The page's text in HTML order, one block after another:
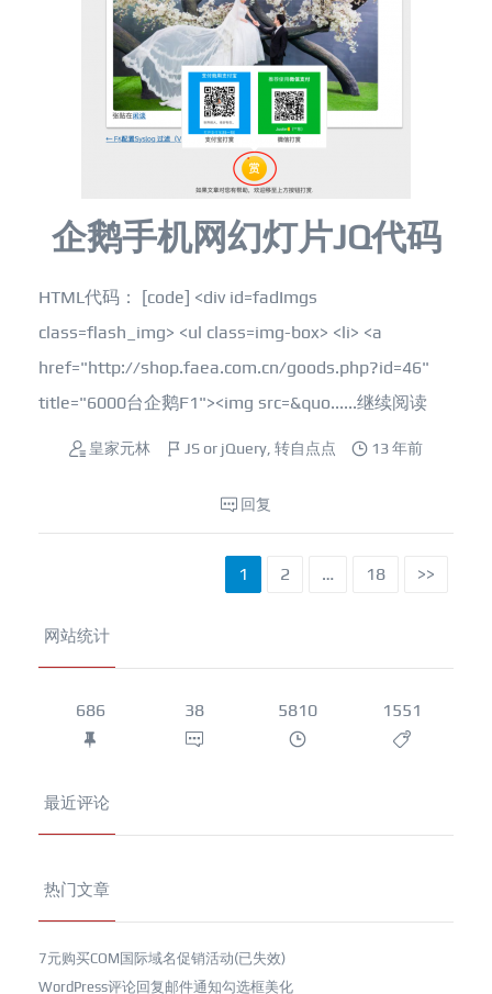
企鹅手机网幻灯片JQ代码
HTML代码： [code] <div id=fadImgs
class=flash_img> <ul class=img-box> <li> <a
href="http://shop.faea.com.cn/goods.php?id=46"
title="6000台企鹅F1"><img src=&quo......继续阅读
皇家元林 JS or jQuery ,转自点点 13 年前
回复
1 2 … 18 >>
网站统计
686 38 5810 1551
最近评论
热门文章
7元购买COM国际域名促销活动(已失效)
WordPress评论回复邮件通知勾选框美化